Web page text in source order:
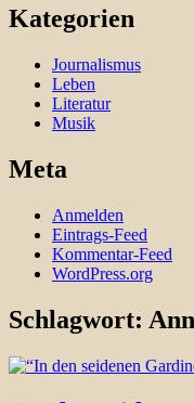
Kategorien
Journalismus
Leben
Literatur
Musik
Meta
Anmelden
Eintrags-Feed
Kommentar-Feed
WordPress.org
Schlagwort: